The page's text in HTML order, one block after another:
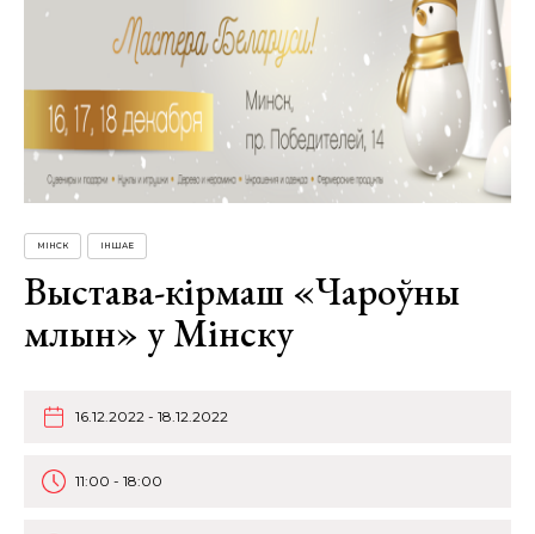
МІНСК ІНШАЕ
Выстава-кірмаш «Чароўны
млын» у Мінску
16.12.2022 - 18.12.2022
11:00 - 18:00